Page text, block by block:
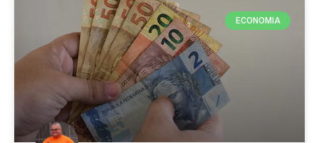
ECONOMIA